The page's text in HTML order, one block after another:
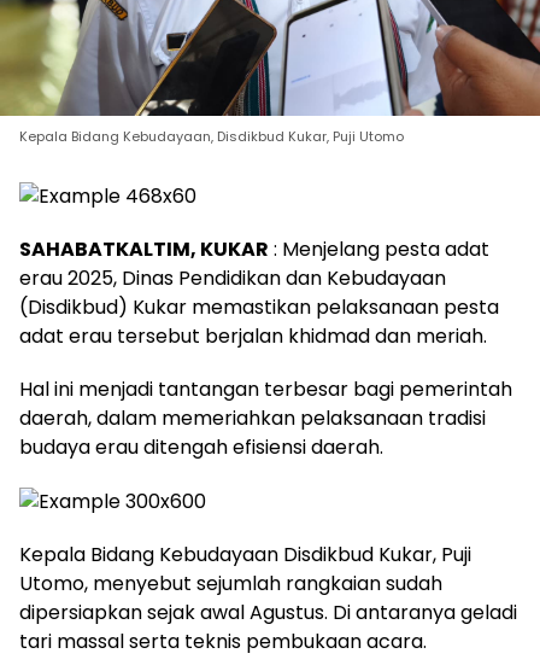
Kepala Bidang Kebudayaan, Disdikbud Kukar, Puji Utomo
SAHABATKALTIM, KUKAR : Menjelang pesta adat
erau 2025, Dinas Pendidikan dan Kebudayaan
(Disdikbud) Kukar memastikan pelaksanaan pesta
adat erau tersebut berjalan khidmad dan meriah.
Hal ini menjadi tantangan terbesar bagi pemerintah
daerah, dalam memeriahkan pelaksanaan tradisi
budaya erau ditengah efisiensi daerah.
Kepala Bidang Kebudayaan Disdikbud Kukar, Puji
Utomo, menyebut sejumlah rangkaian sudah
dipersiapkan sejak awal Agustus. Di antaranya geladi
tari massal serta teknis pembukaan acara.